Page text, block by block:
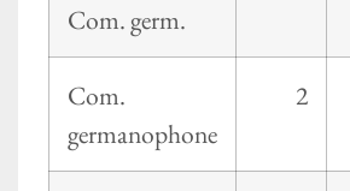
Com. germ.
Com.
germanophone
2